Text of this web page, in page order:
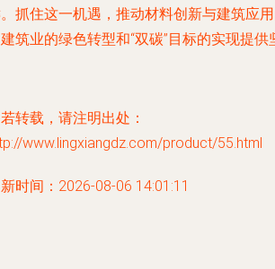
抓住这一机遇，推动材料创新与建筑应
筑业的绿色转型和“双碳”目标的实现提供
转载，请注明出处：
www.lingxiangdz.com/product/55.html
时间：2026-08-06 14:01:11